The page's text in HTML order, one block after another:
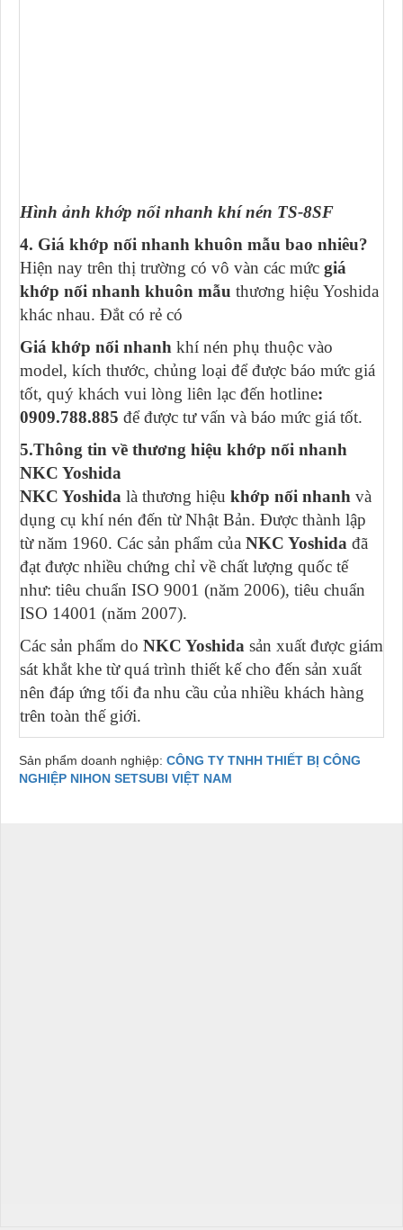
Hình ảnh khớp nối nhanh khí nén TS-8SF
4. Giá khớp nối nhanh khuôn mẫu bao nhiêu?
Hiện nay trên thị trường có vô vàn các mức giá
khớp nối nhanh khuôn mẫu thương hiệu Yoshida
khác nhau. Đắt có rẻ có
Giá khớp nối nhanh khí nén phụ thuộc vào
model, kích thước, chủng loại để được báo mức giá
tốt, quý khách vui lòng liên lạc đến hotline:
0909.788.885 để được tư vấn và báo mức giá tốt.
5.Thông tin về thương hiệu khớp nối nhanh
NKC Yoshida
NKC Yoshida là thương hiệu khớp nối nhanh và
dụng cụ khí nén đến từ Nhật Bản. Được thành lập
từ năm 1960. Các sản phẩm của NKC Yoshida đã
đạt được nhiều chứng chỉ về chất lượng quốc tế
như: tiêu chuẩn ISO 9001 (năm 2006), tiêu chuẩn
ISO 14001 (năm 2007).
Các sản phẩm do NKC Yoshida sản xuất được giám
sát khắt khe từ quá trình thiết kế cho đến sản xuất
nên đáp ứng tối đa nhu cầu của nhiều khách hàng
trên toàn thế giới.
Sản phẩm doanh nghiệp: CÔNG TY TNHH THIẾT BỊ CÔNG
NGHIỆP NIHON SETSUBI VIỆT NAM